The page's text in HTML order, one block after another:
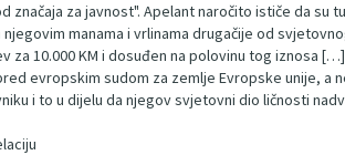
značaja za javnost". Apelant naročito ističe da su
manama i vrlinama drugačije od
za 10.000 KM i dosuđen na polovinu tog iznosa
evropskim sudom za zemlje Evropske unije, a
i to u dijelu da njegov svjetovni dio ličnosti